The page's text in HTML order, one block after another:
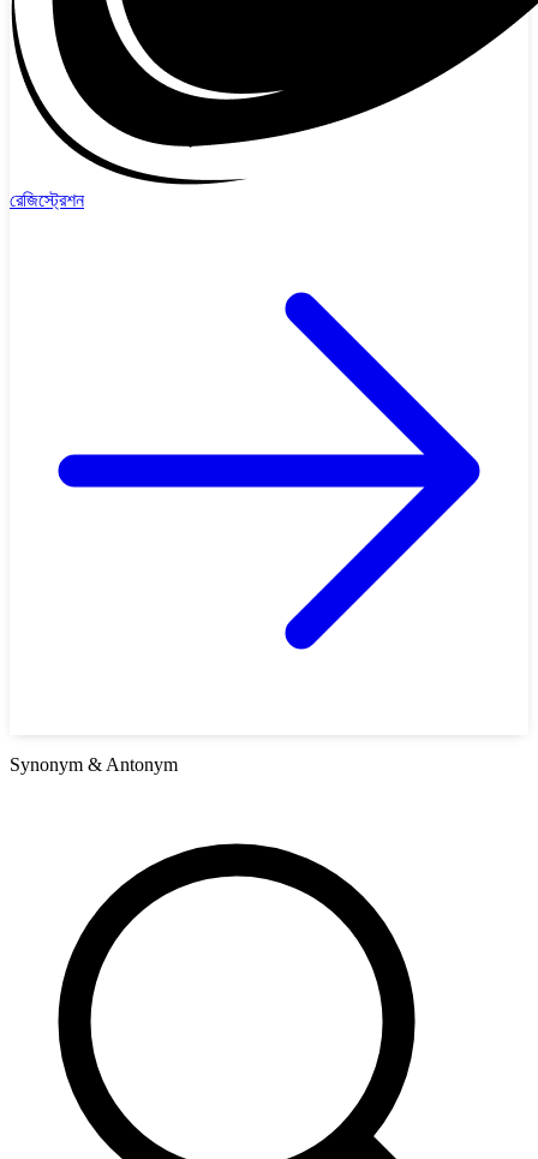
রেজিস্ট্রেশন
Synonym & Antonym